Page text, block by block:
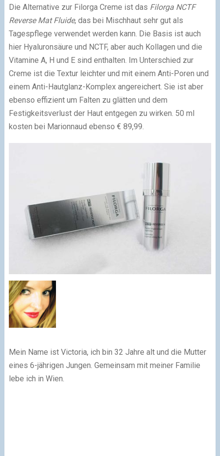
Die Alternative zur Filorga Creme ist das Filorga NCTF
Reverse Mat Fluide, das bei Mischhaut sehr gut als
Tagespflege verwendet werden kann. Die Basis ist auch
hier Hyaluronsäure und NCTF, aber auch Kollagen und die
Vitamine A, H und E sind enthalten. Im Unterschied zur
Creme ist die Textur leichter und mit einem Anti-Poren und
einem Anti-Hautglanz-Komplex angereichert. Sie ist aber
ebenso effizient um Falten zu glätten und dem
Festigkeitsverlust der Haut entgegen zu wirken. 50 ml
kosten bei Marionnaud ebenso € 89,99.
Mein Name ist Victoria, ich bin 32 Jahre alt und die Mutter
eines 6-jährigen Jungen. Gemeinsam mit meiner Familie
lebe ich in Wien.